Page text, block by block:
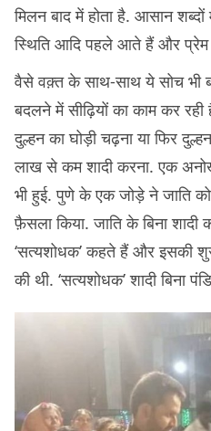
मिलन बाद में होता है. आसान
स्थिति आदि पहले आते हैं और प्रेम
वैसे वक़्त के साथ-साथ ये सोच भी
बदलने में सीढ़ियों का काम कर
दुल्हन का घोड़ी चढ़ना या फिर
लाख से कम शादी करना. एक
भी हुई. पुणे के एक जोड़े ने जाति
फ़ैसला किया. जाति के बिना
‘सत्यशोधक’ कहते हैं और इसकी
की थी. ‘सत्यशोधक’ शादी बिना